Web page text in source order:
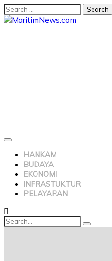
HANKAM
BUDAYA
EKONOMI
INFRASTUKTUR
PELAYARAN